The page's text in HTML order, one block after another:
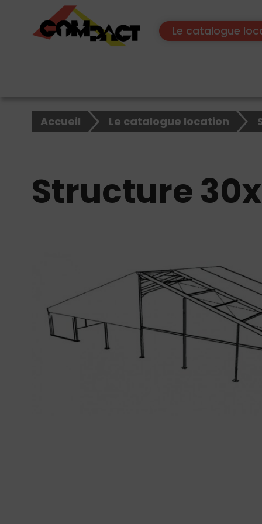
Le catalogue
Accueil Le catalogue location
Structure
Rechercher